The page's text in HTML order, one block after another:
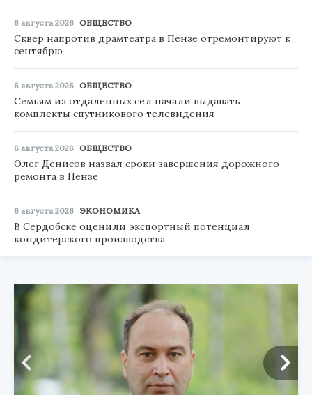
6 августа 2026 ОБЩЕСТВО
Сквер напротив драмтеатра в Пензе отремонтируют к
сентябрю
6 августа 2026 ОБЩЕСТВО
Семьям из отдаленных сел начали выдавать
комплекты спутникового телевидения
6 августа 2026 ОБЩЕСТВО
Олег Денисов назвал сроки завершения дорожного
ремонта в Пензе
6 августа 2026 ЭКОНОМИКА
В Сердобске оценили экспортный потенциал
кондитерского производства